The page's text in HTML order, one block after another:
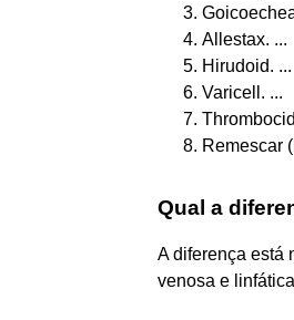
Allestax. ...
Hirudoid. ...
Varicell. ...
Remescar
Qual a
A diferença está
venosa e